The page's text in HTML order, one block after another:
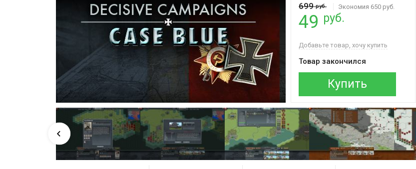
699руб. Экономия 650 руб.
49 руб.
Добавьте товар, хочу купить
Товар закончился
Купить